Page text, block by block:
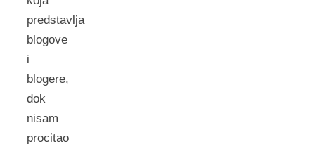
predstavlja
blogove
i
blogere,
dok
nisam
procitao